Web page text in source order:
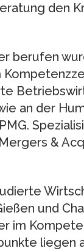
den
berufen
an der
&
und
im
liegen